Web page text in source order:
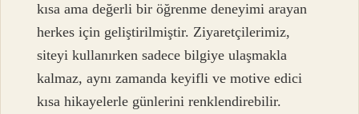
kısa ama değerli bir öğrenme deneyimi arayan
herkes için geliştirilmiştir. Ziyaretçilerimiz,
siteyi kullanırken sadece bilgiye ulaşmakla
kalmaz, aynı zamanda keyifli ve motive edici
kısa hikayelerle günlerini renklendirebilir.